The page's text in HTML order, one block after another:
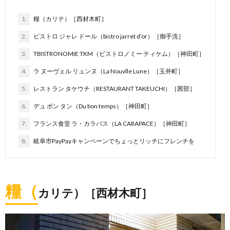
1. 糧（カリテ）［西材木町］
2. ビストロ ジャレ ドール（bistro jarret d’or）［御手洗］
3. TBISTRONOMIE TKM（ビストロノミー ティケム）［神田町］
4. ラ ヌーヴェル リュンヌ（La Nouvlle Lune）［玉井町］
5. レストラン タケウチ（RESTAURANT TAKEUCHI）［茜部］
6. デュ ボン タン（Du bon temps）［神田町］
7. フランス食堂 ラ・カラパス（LA CARAPACE）［神田町］
8. 岐阜市PayPayキャンペーンでちょっとリッチにフレンチを
糧（カリテ）［西材木町］